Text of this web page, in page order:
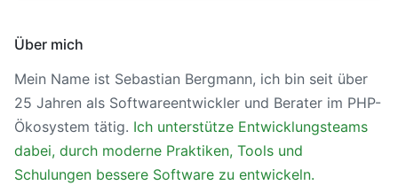
Über mich
Mein Name ist Sebastian Bergmann, ich bin seit über
25 Jahren als Softwareentwickler und Berater im PHP-
Ökosystem tätig. Ich unterstütze Entwicklungsteams
dabei, durch moderne Praktiken, Tools und
Schulungen bessere Software zu entwickeln.